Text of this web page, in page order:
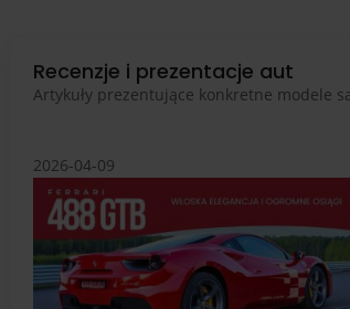
Recenzje i prezentacje aut
Artykuły prezentujące konkretne modele
2026-04-09